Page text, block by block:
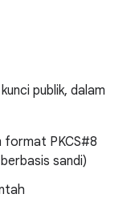
publik, dalam
format PKCS#8
sandi)